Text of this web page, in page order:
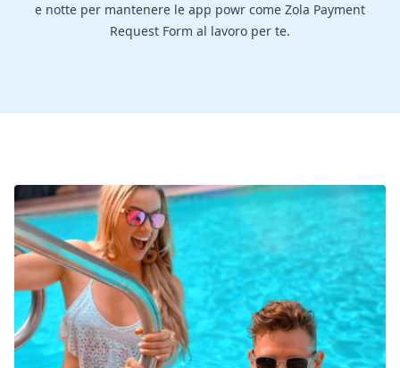
e notte per mantenere le app powr come Zola Payment
Request Form al lavoro per te.